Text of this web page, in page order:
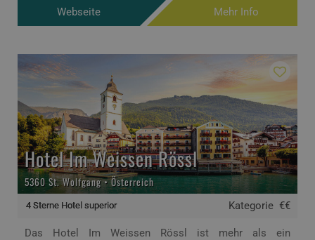
Webseite Mehr Info
4 Sterne Hotel superior
Hotel Im Weissen Rössl
5360 St. Wolfgang • Österreich
Kategorie €€
Das Hotel Im Weissen Rössl ist mehr als ein